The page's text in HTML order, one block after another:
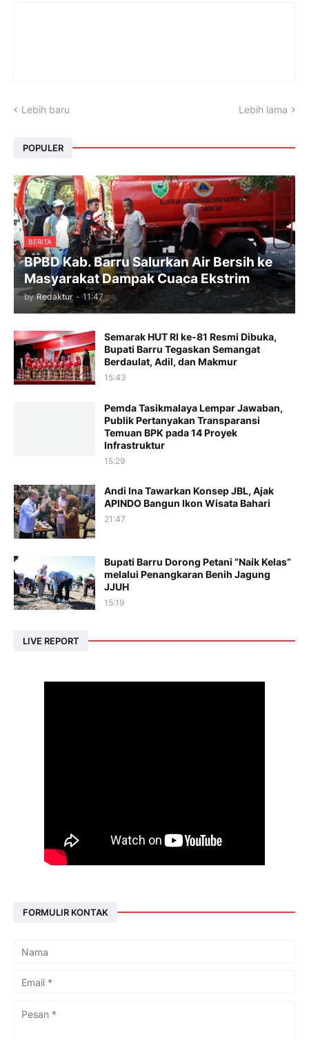
Lebih baru Lebih lama
POPULER
BERITA
BPBD Kab. Barru Salurkan Air Bersih ke
Masyarakat Dampak Cuaca Ekstrim
by Redaktur - 11:47
Semarak HUT RI ke-81 Resmi Dibuka,
Bupati Barru Tegaskan Semangat
Berdaulat, Adil, dan Makmur
15:43
Pemda Tasikmalaya Lempar Jawaban,
Publik Pertanyakan Transparansi
Temuan BPK pada 14 Proyek
Infrastruktur
15:29
Andi Ina Tawarkan Konsep JBL, Ajak
APINDO Bangun Ikon Wisata Bahari
21:47
Bupati Barru Dorong Petani “Naik Kelas”
melalui Penangkaran Benih Jagung
JJUH
15:19
LIVE REPORT
FORMULIR KONTAK